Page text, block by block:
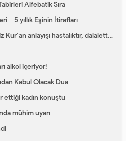
Alfebatik Sıra
– 5 yıllık Eşinin İtirafları
Mehmet Kırkıncı: Sünnetsiz Kur’an anlayışı hastalıktır, dalalettir!
alkol içeriyor!
Kabul Olacak Dua
ettiği kadın konuştu
mühim uyarı